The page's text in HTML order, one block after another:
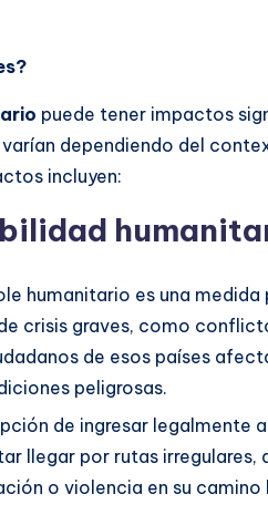
puede tener impactos
dependiendo del
incluyen:
humanitario es una
crisis graves, como
de esos países
peligrosas.
de ingresar legalmente
llegar por rutas irregulares,
o violencia en su camino